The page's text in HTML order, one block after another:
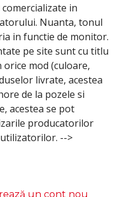
in
Nuanta, tonul
in functie de monitor.
pe site sunt cu titlu
mod (culoare,
livrate, acestea
de la pozele si
acestea se pot
producatorilor
-->
un cont nou